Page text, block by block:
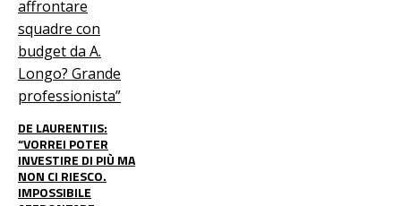
DE LAURENTIIS:
“VORREI POTER
INVESTIRE DI PIÙ MA
NON CI RIESCO.
IMPOSSIBILE